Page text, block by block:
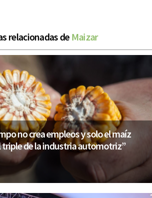
relacionadas de Maizar
no crea empleos y solo el maíz
triple de la industria automotriz”